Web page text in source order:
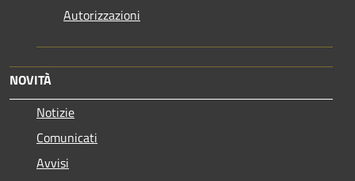
Autorizzazioni
NOVITÀ
Notizie
Comunicati
Avvisi